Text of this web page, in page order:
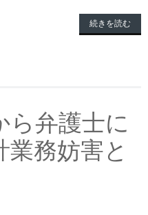
続きを読む
ら弁護士に
業務妨害と